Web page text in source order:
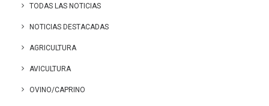
TODAS LAS NOTICIAS
NOTICIAS DESTACADAS
AGRICULTURA
AVICULTURA
OVINO/CAPRINO